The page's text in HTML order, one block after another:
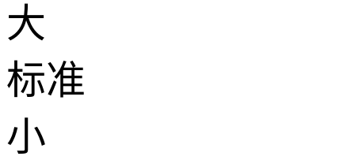
大
标准
小